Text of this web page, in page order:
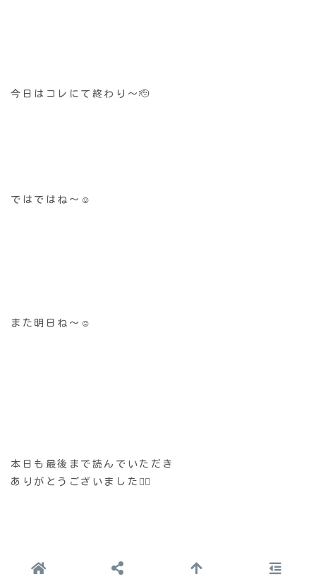
今日はコレにて終わり〜🫡
ではではね〜☺️
また明日ね〜☺️
本日も最後まで読んでいただき
ありがとうございました🙇‍♂️